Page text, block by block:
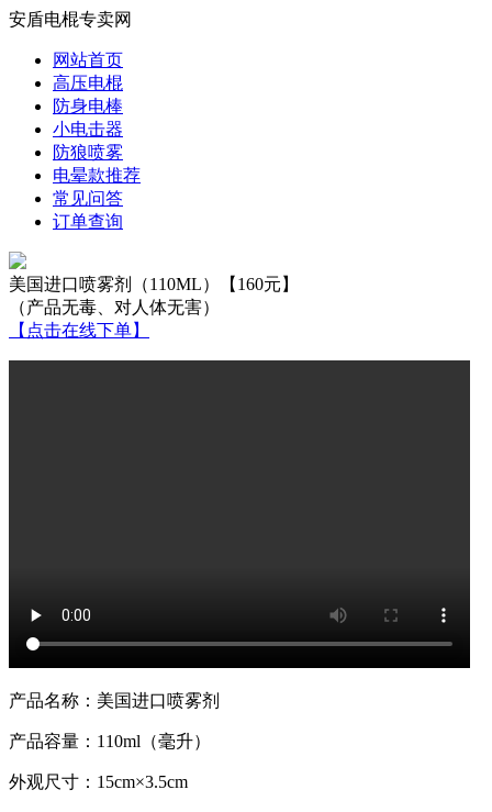
安盾电棍专卖网
网站首页
高压电棍
防身电棒
小电击器
防狼喷雾
电晕款推荐
常见问答
订单查询
美国进口喷雾剂（110ML）【160元】
（产品无毒、对人体无害）
【点击在线下单】
产品名称：美国进口喷雾剂
产品容量：110ml（毫升）
外观尺寸：15cm×3.5cm